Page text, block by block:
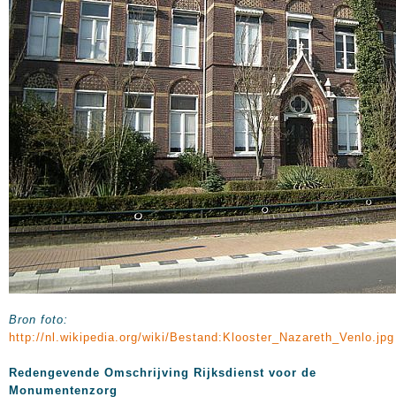
Bron foto:
http://nl.wikipedia.org/wiki/Bestand:Klooster_Nazareth_Venlo.jpg
Redengevende Omschrijving Rijksdienst voor de
Monumentenzorg